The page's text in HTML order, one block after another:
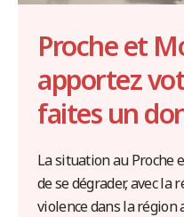
Proche et
apportez
faites un
La situation au Proche
de se dégrader, avec la
violence dans la région